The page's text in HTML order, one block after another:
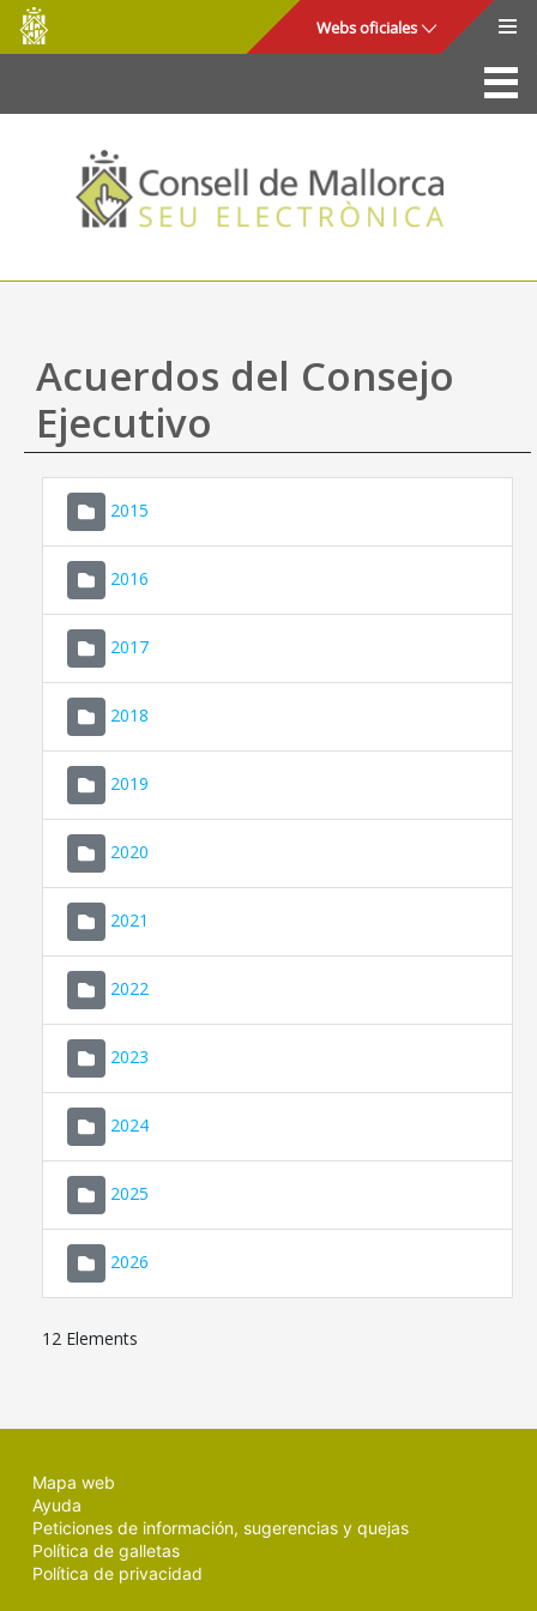
Saltar al contenido principal
Consell
de
Mallorca
Webs oficiales
La Sede
Consejo de Mallorca
Acceso y seguridad
Utilidades
Mapa web
Ayuda
Acuerdos del Consejo
Ejecutivo
2015
2016
2017
2018
2019
2020
2021
2022
2023
2024
2025
2026
12 Elements
Mapa web
Ayuda
Peticiones de información, sugerencias y quejas
Política de galletas
Política de privacidad